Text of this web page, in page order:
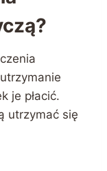
je płacić.
utrzymać się